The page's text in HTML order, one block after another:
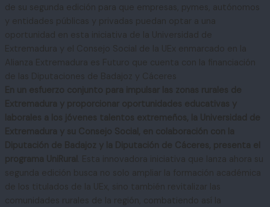
de su segunda edición para que empresas, pymes, autónomos
y entidades públicas y privadas puedan optar a una
oportunidad en esta iniciativa de la Universidad de
Extremadura y el Consejo Social de la UEx enmarcado en la
Alianza Extremadura es Futuro que cuenta con la financiación
de las Diputaciones de Badajoz y Cáceres
En un esfuerzo conjunto para impulsar las zonas rurales de
Extremadura y proporcionar oportunidades educativas y
laborales a los jóvenes talentos extremeños, la Universidad de
Extremadura y su Consejo Social, en colaboración con la
Diputación de Badajoz y la Diputación de Cáceres, presenta el
programa UniRural . Esta innovadora iniciativa que lanza ahora su
segunda edición busca no solo ampliar la formación académica
de los titulados de la UEx, sino también revitalizar las
comunidades rurales de la región, combatiendo así la